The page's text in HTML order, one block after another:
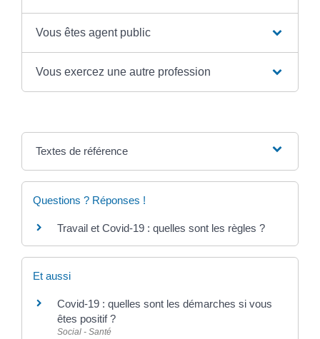
Vous êtes agent public
Vous exercez une autre profession
Textes de référence
Questions ? Réponses !
Travail et Covid-19 : quelles sont les règles ?
Et aussi
Covid-19 : quelles sont les démarches si vous
êtes positif ?
Social - Santé